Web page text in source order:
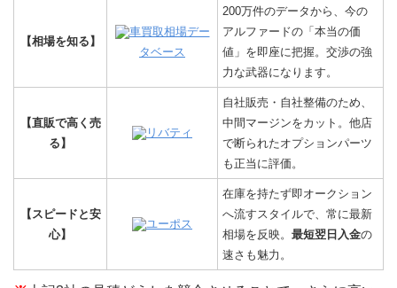
【相場を知る】
車買取相場デー
タベース
200万件のデータから、今の
アルファードの「本当の価
値」を即座に把握。交渉の強
力な武器になります。
【直販で高く売
る】
リバティ
自社販売・自社整備のため、
中間マージンをカット。他店
で断られたオプションパーツ
も正当に評価。
【スピードと安
心】
ユーポス
在庫を持たず即オークション
へ流すスタイルで、常に最新
相場を反映。 最短翌日入金の
速さも魅力。